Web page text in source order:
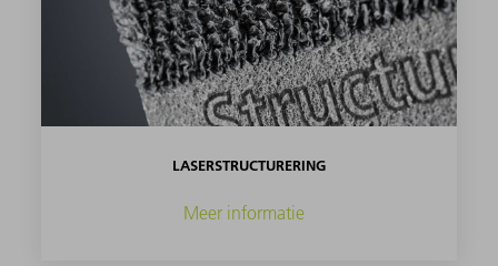
LASERSTRUCTURERING
Meer informatie